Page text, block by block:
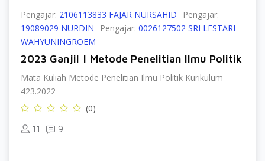
Pengajar: 2106113833 FAJAR NURSAHID
Pengajar:
19089029 NURDIN
Pengajar: 0026127502 SRI LESTARI
WAHYUNINGROEM
2023 Ganjil | Metode Penelitian Ilmu Politik
Mata Kuliah Metode Penelitian Ilmu Politik Kurikulum
423.2022
(0)
11 9